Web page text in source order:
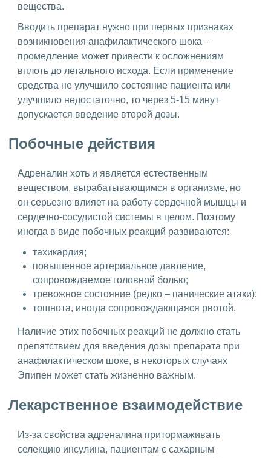
вещества.
Вводить препарат нужно при первых признаках
возникновения анафилактического шока –
промедление может привести к осложнениям
вплоть до летального исхода. Если применение
средства не улучшило состояние пациента или
улучшило недостаточно, то через 5-15 минут
допускается введение второй дозы.
Побочные действия
Адреналин хоть и является естественным
веществом, вырабатывающимся в организме, но
он серьезно влияет на работу сердечной мышцы и
сердечно-сосудистой системы в целом. Поэтому
иногда в виде побочных реакций развиваются:
тахикардия;
повышенное артериальное давление,
сопровождаемое головной болью;
тревожное состояние (редко – панические атаки);
тошнота, иногда сопровождающаяся рвотой.
Наличие этих побочных реакций не должно стать
препятствием для введения дозы препарата при
анафилактическом шоке, в некоторых случаях
Эпипен может стать жизненно важным.
Лекарственное взаимодействие
Из-за свойства адреналина притормаживать
селекцию инсулина, пациентам с сахарным